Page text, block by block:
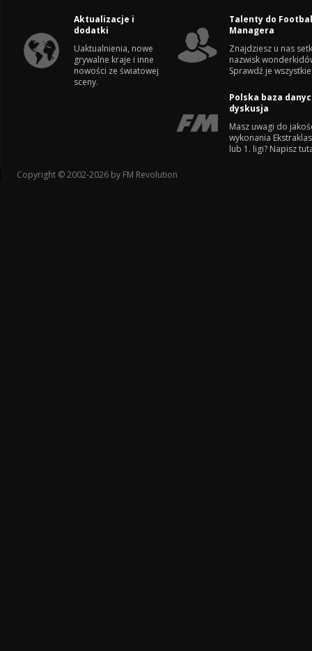
Aktualizacje i
dodatki
Uaktualnienia, nowe
grywalne kraje i inne
nowości ze światowej
sceny.
Talenty do
Managera
Znajdziesz u nas
nazwisk
Sprawdź je
Polska baza
dyskusja
Masz uwagi do
wykonania
lub 1. ligi? Napisz
Copyright © 2002-2026 by FM Revolution